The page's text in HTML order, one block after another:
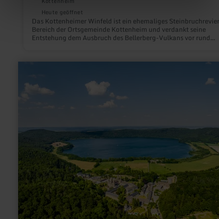
Heute geöffnet
Das Kottenheimer Winfeld ist ein ehemaliges
Bereich der Ortsgemeinde Kottenheim und verdankt seine
Entstehung dem Ausbruch des Bellerberg-Vulkans vor rund
Zeiten, wie Kransockeln und Grubenkränen, als
Laacher